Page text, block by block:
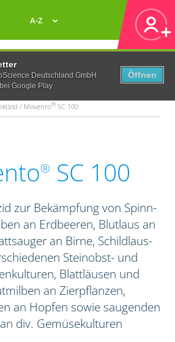
Deutschland GmbH
Google Play
Öffnen
A-Z
/ Movento® SC 100
® SC 100
zur Bekämpfung von Spinn-
an Erdbeeren, Blutlaus an
an Birne, Schildlaus-
Steinobst- und
Blattläusen und
an Zierpflanzen,
an Hopfen sowie saugenden
div. Gemüsekulturen